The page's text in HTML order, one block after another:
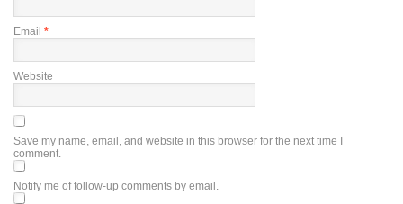
Email *
Website
Save my name, email, and website in this browser for the next time I
comment.
Notify me of follow-up comments by email.